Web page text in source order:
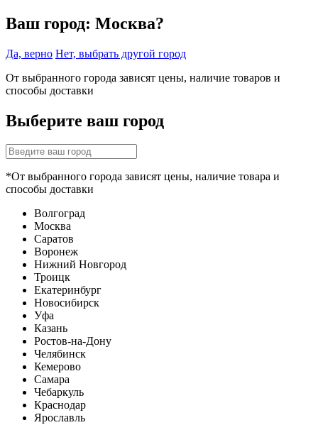
Ваш город: Москва?
Да, верно Нет, выбрать другой город
От выбранного города зависят цены, наличие товаров и
способы доставки
Выберите ваш город
*От выбранного города зависят цены, наличие товара и
способы доставки
Волгоград
Москва
Саратов
Воронеж
Нижний Новгород
Троицк
Екатеринбург
Новосибирск
Уфа
Казань
Ростов-на-Дону
Челябинск
Кемерово
Самара
Чебаркуль
Краснодар
Ярославль